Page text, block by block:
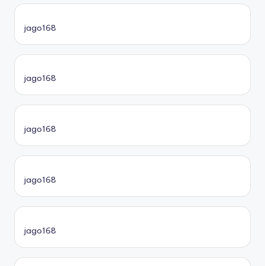
jago168
jago168
jago168
jago168
jago168